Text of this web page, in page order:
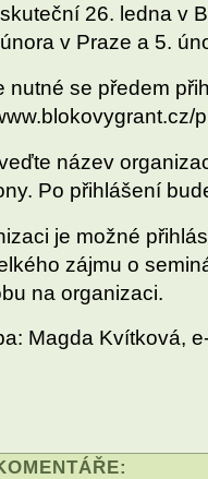
26. ledna v
v Praze a 5.
nutné se předem
název
Po přihlášení
je možné
zájmu o
na organizaci.
Magda Kvítková,